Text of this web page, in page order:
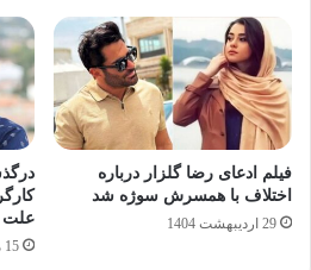
فیلم ادعای رضا گلزار درباره
اختلاف با همسرش سوژه شد
29 اردیبهشت 1404
علت
15 مهر 1403